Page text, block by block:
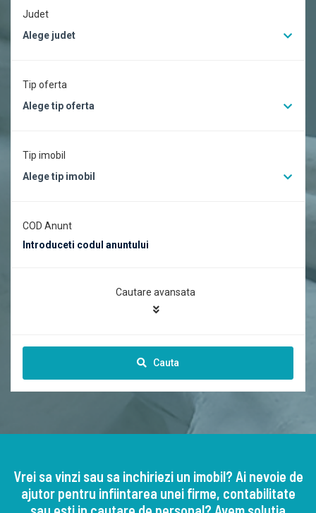
Judet
Alege judet
Tip oferta
Alege tip oferta
Tip imobil
Alege tip imobil
COD Anunt
Cautare avansata
Cauta
Vrei sa vinzi sau sa inchiriezi un imobil? Ai nevoie de
ajutor pentru infiintarea unei firme, contabilitate